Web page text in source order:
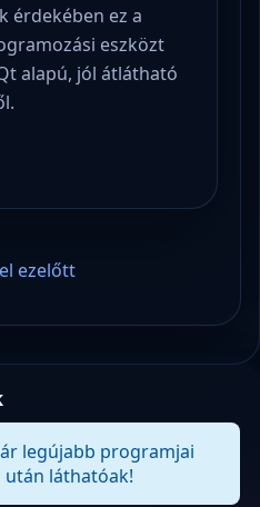
érdekében ez a
eszközt
alapú, jól átlátható
ezelőtt
legújabb programjai
után láthatóak!